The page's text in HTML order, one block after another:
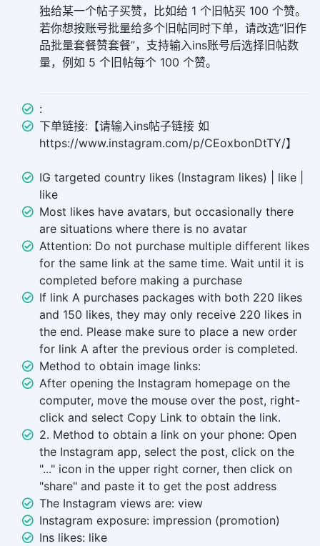
独给某一个帖子买赞，比如给 1 个旧帖买 100 个赞。
若你想按账号批量给多个旧帖同时下单，请改选“旧作
品批量套餐赞套餐”，支持输入ins账号后选择旧帖数
量，例如 5 个旧帖每个 100 个赞。
:
下单链接:【请输入ins帖子链接 如
https://www.instagram.com/p/CEoxbonDtTY/】
IG targeted country likes (Instagram likes) | like |
like
Most likes have avatars, but occasionally there
are situations where there is no avatar
Attention: Do not purchase multiple different likes
for the same link at the same time. Wait until it is
completed before making a purchase
If link A purchases packages with both 220 likes
and 150 likes, they may only receive 220 likes in
the end. Please make sure to place a new order
for link A after the previous order is completed.
Method to obtain image links:
After opening the Instagram homepage on the
computer, move the mouse over the post, right-
click and select Copy Link to obtain the link.
2. Method to obtain a link on your phone: Open
the Instagram app, select the post, click on the
"..." icon in the upper right corner, then click on
"share" and paste it to get the post address
The Instagram views are: view
Instagram exposure: impression (promotion)
Ins likes: like